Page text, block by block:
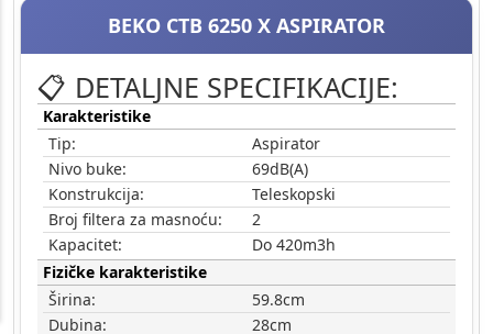
BEKO CTB 6250 X ASPIRATOR
📋 DETALJNE SPECIFIKACIJE:
Karakteristike
Tip:
Aspirator
Nivo buke:
69dB(A)
Konstrukcija:
Teleskopski
Broj filtera za masnoću:
2
Kapacitet:
Do 420m3h
Fizičke karakteristike
Širina:
59.8cm
Dubina:
28cm